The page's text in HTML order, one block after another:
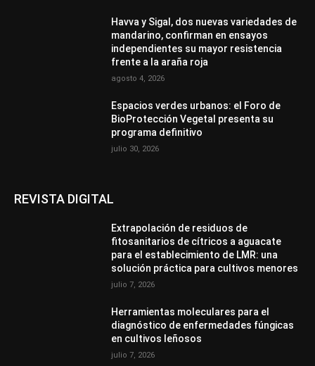
Havva y Sigal, dos nuevas variedades de
mandarino, confirman en ensayos
independientes su mayor resistencia
frente a la araña roja
agosto 4, 2026
Espacios verdes urbanos: el Foro de
BioProtección Vegetal presenta su
programa definitivo
julio 30, 2026
REVISTA DIGITAL
Extrapolación de residuos de
fitosanitarios de cítricos a aguacate
para el establecimiento de LMR: una
solución práctica para cultivos menores
julio 7, 2026
Herramientas moleculares para el
diagnóstico de enfermedades fúngicas
en cultivos leñosos
julio 7, 2026